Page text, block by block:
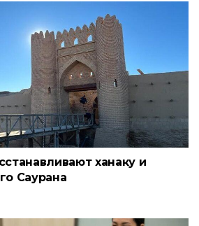
ханаку и
Саурана